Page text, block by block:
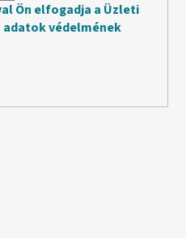
Ön elfogadja a Üzleti
adatok védelmének